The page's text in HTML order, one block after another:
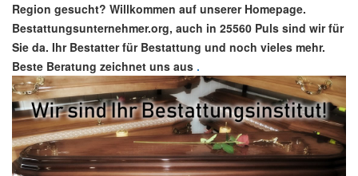
Region gesucht? Willkommen auf unserer Homepage.
Bestattungsunternehmer.org, auch in 25560 Puls sind wir für
Sie da. Ihr Bestatter für Bestattung und noch vieles mehr.
Beste Beratung zeichnet uns aus .